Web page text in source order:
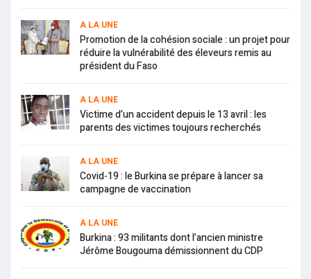
A LA UNE
Promotion de la cohésion sociale : un projet pour
réduire la vulnérabilité des éleveurs remis au
président du Faso
A LA UNE
Victime d’un accident depuis le 13 avril : les
parents des victimes toujours recherchés
A LA UNE
Covid-19 : le Burkina se prépare à lancer sa
campagne de vaccination
A LA UNE
Burkina : 93 militants dont l’ancien ministre
Jérôme Bougouma démissionnent du CDP